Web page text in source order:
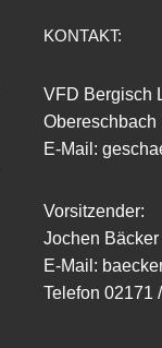
KONTAKT:
VFD Bergisch
Obereschbach
E-Mail:
Vorsitzender:
Jochen Bäcker
E-Mail:
Telefon 02171